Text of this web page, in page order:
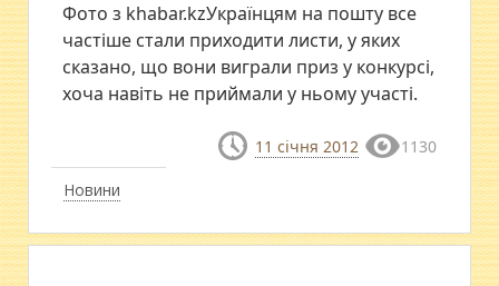
Новини
Фото з khabar.kzУкраїнцям на пошту все
частіше стали приходити листи, у яких
сказано, що вони виграли приз у конкурсі,
хоча навіть не приймали у ньому участі.
11 січня 2012 1130